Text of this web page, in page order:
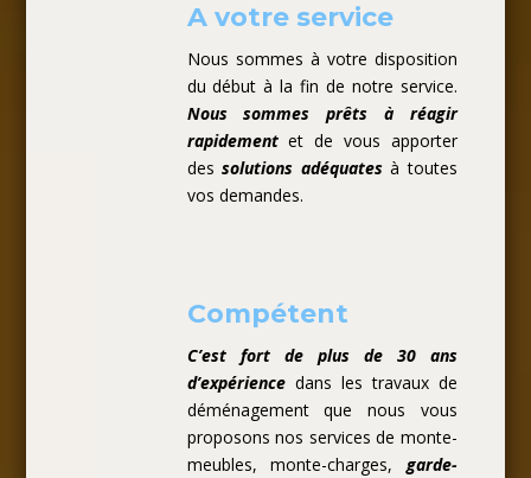
A votre service
Nous sommes à votre disposition
du début à la fin de notre service.
Nous sommes prêts à réagir
rapidementet de vous apporter
des solutions adéquatesà toutes
vos demandes.
Compétent
C’est fort de plus de 30 ans
d’expériencedans les travaux de
déménagement que nous vous
proposons nos services de monte-
meubles, monte-charges,garde-